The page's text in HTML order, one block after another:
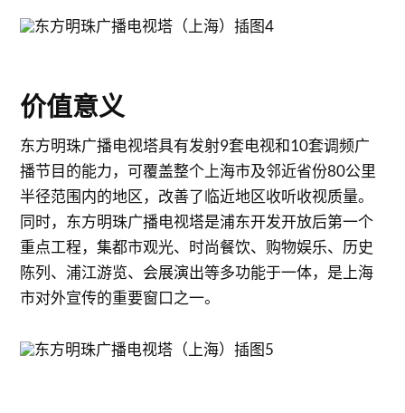
价值意义
东方明珠广播电视塔具有发射9套电视和10套调频广
播节目的能力，可覆盖整个上海市及邻近省份80公里
半径范围内的地区，改善了临近地区收听收视质量。
同时，东方明珠广播电视塔是浦东开发开放后第一个
重点工程，集都市观光、时尚餐饮、购物娱乐、历史
陈列、浦江游览、会展演出等多功能于一体，是上海
市对外宣传的重要窗口之一。